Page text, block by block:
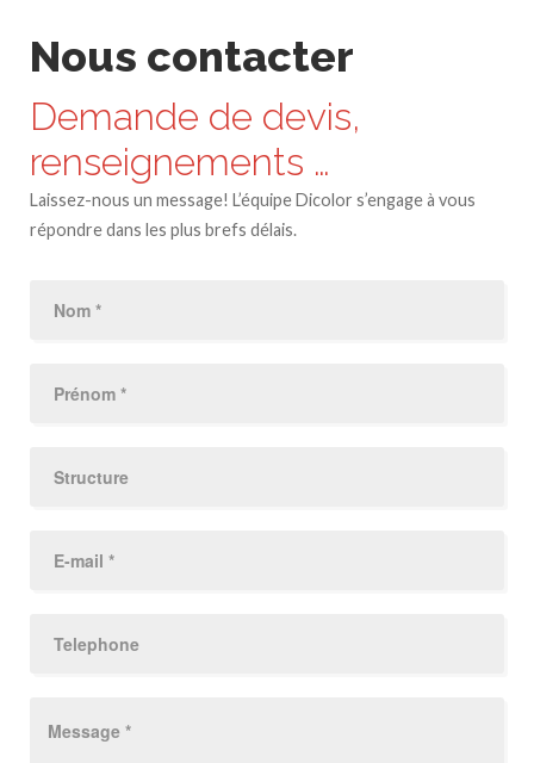
Nous contacter
Demande de devis,
renseignements …
Laissez-nous un message! L’équipe Dicolor s’engage à vous
répondre dans les plus brefs délais.